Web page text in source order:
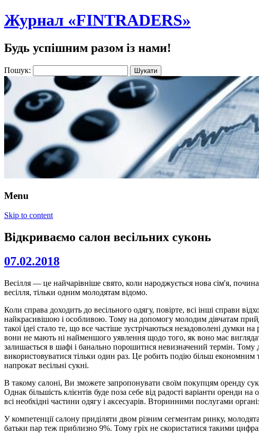
Журнал «FINTRADERS»
Будь успішним разом із нами!
Пошук:
Menu
Skip to content
Відкриваємо салон весільних суконь
07.02.2018
Весілля — це найчарівніше свято, коли народжується нова сім'я,
весілля, тільки одним молодятам відомо.
Коли справа доходить до весільного одягу, повірте, всі інші справи
найкрасивішою і особливою. Тому на допомогу молодим дівчатам
такої ідеї стало те, що все частіше зустрічаються незадоволені думки
вони не мають ні найменшого уявлення щодо того, як воно має
залишається в шафі і банально порошитися невизначений термін.
використовуватися тільки один раз. Це робить подію більш
напрокат весільні сукні.
В такому салоні, Ви зможете запропонувати своїм покупцям оренду
Однак більшість клієнтів буде поза себе від радості варіанти оренди
всі необхідні частини одягу і аксесуарів. Вторинними послугами
У компетенції салону приділяти двом різним сегментам ринку,
батьки пар теж приблизно 9%. Тому гріх не скористатися такими